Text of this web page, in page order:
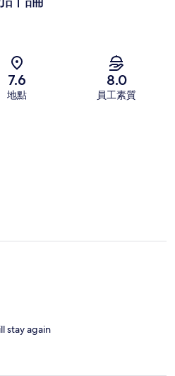
7.6
地點
8.0
員工素質
stay again